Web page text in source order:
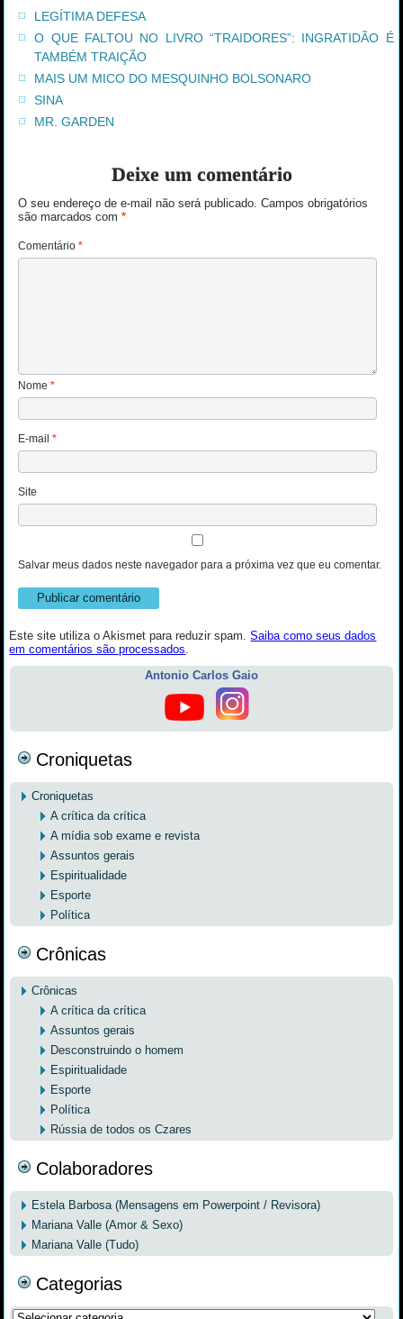
LEGÍTIMA DEFESA
O QUE FALTOU NO LIVRO “TRAIDORES”: INGRATIDÃO É
TAMBÉM TRAIÇÃO
MAIS UM MICO DO MESQUINHO BOLSONARO
SINA
MR. GARDEN
Deixe um comentário
O seu endereço de e-mail não será publicado. Campos obrigatórios
são marcados com*
Comentário*
Nome*
E-mail*
Site
Salvar meus dados neste navegador para a próxima vez que eu comentar.
Este site utiliza o Akismet para reduzir spam.Saiba como seus dados
em comentários são processados
Antonio Carlos Gaio
Croniquetas
Croniquetas
A crítica da crítica
A mídia sob exame e revista
Assuntos gerais
Espiritualidade
Esporte
Política
Crônicas
Crônicas
A crítica da crítica
Assuntos gerais
Desconstruindo o homem
Espiritualidade
Esporte
Política
Rússia de todos os Czares
Colaboradores
Estela Barbosa (Mensagens em Powerpoint / Revisora)
Mariana Valle (Amor & Sexo)
Mariana Valle (Tudo)
Categorias
Categorias